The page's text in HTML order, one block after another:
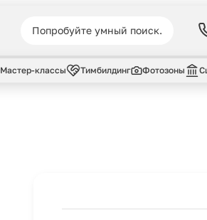
Мастер-классы Тимбилдинг Фотозоны